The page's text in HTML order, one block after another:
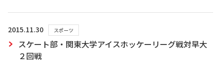
2015.11.30 スポーツ
スケート部・関東大学アイスホッケーリーグ戦対早大
２回戦